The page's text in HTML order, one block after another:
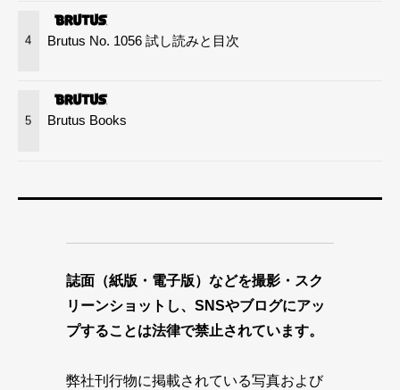
4 Brutus No. 1056 試し読みと目次
5 Brutus Books
誌面（紙版・電子版）などを撮影・スク
リーンショットし、SNSやブログにアッ
プすることは法律で禁止されています。
弊社刊行物に掲載されている写真および